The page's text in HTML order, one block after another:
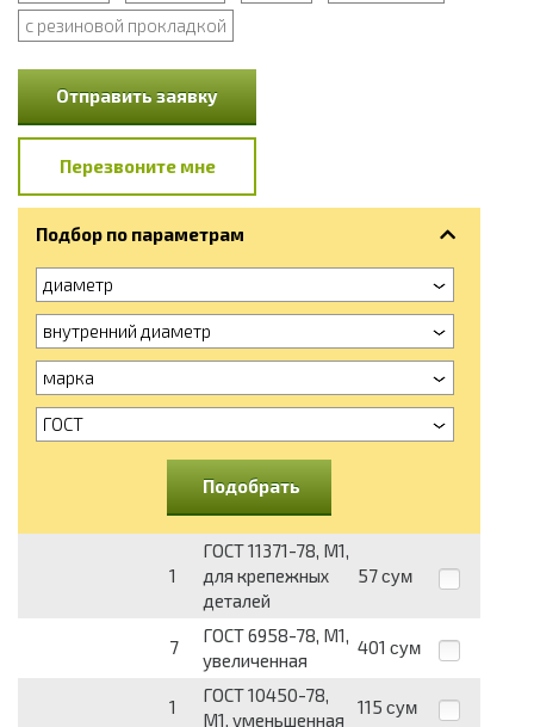
с резиновой прокладкой
Отправить заявку
Перезвоните мне
Подбор по параметрам
диаметр
внутренний диаметр
марка
ГОСТ
Подобрать
1
ГОСТ 11371-78, М1,
для крепежных
деталей
57 сум
7
ГОСТ 6958-78, М1,
увеличенная
401 сум
1
ГОСТ 10450-78,
М1, уменьшенная
115 сум